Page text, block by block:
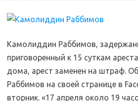
Камолиддин Раббимов,
приговоренный к 15 суткам
дома, арест заменен на штраф.
Раббимов на своей странице в
вторник. «17 апреля около 19